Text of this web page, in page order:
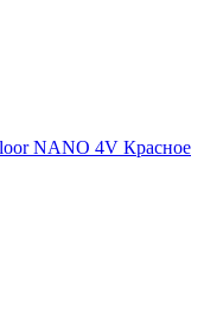
NANO 4V Красное